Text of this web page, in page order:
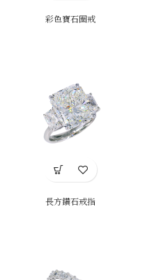
彩色寶石圈戒
長方鑽石戒指